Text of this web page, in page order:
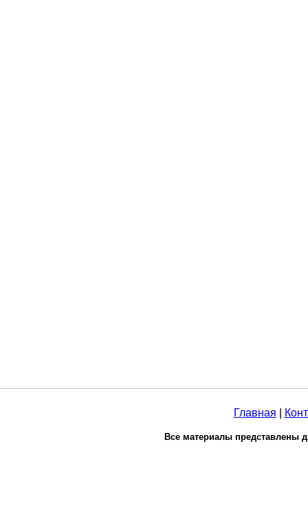
Главная
Все материалы представлены